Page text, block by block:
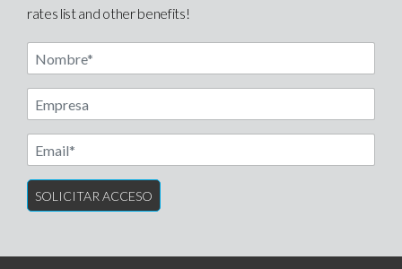
rates list and other benefits!
Nombre
Another label